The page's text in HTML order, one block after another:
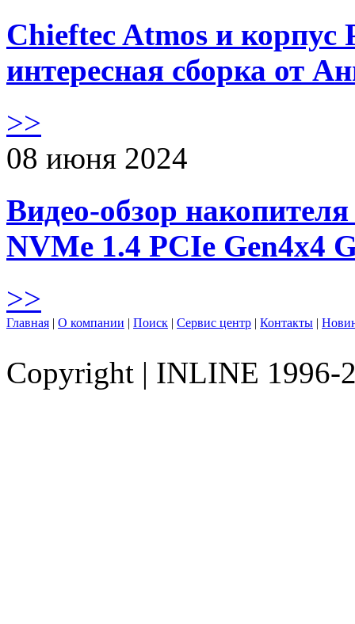
Chieftec Atmos и корпус
интересная сборка от
>>
08 июня 2024
Видео-обзор
NVMe 1.4 PCIe Gen4х4
>>
Главная | О компании | Поиск | Сервис центр | Контакты |
Copyright | INLINE 1996-